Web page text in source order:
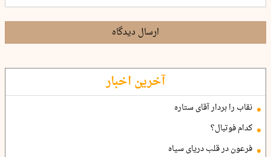
ارسال دیدگاه
آخرین اخبار
نقاب را بردار آقای ستاره
کدام فوتبال؟
فرعون در قلب دریای سیاه